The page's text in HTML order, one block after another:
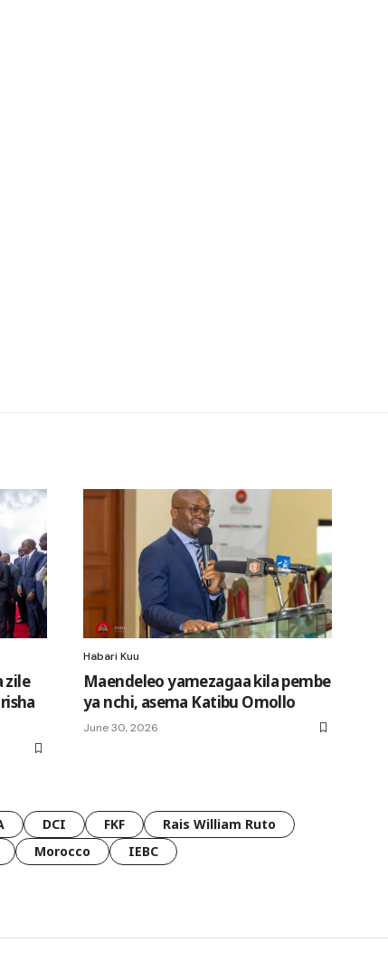
zile
Habari Kuu
Maendeleo yamezagaa kila pembe
ya nchi, asema Katibu Omollo
June 30, 2026
DCI FKF
Rais William Ruto
Morocco IEBC